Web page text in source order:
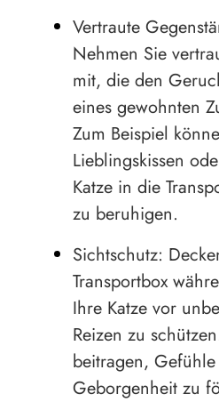
Vertraute
Nehmen Sie
mit, die den
eines gewohnten
Zum Beispiel
Lieblingskissen
Katze in die
zu beruhigen.
Sichtschutz:
Transportbox
Ihre Katze vor
Reizen zu
beitragen,
Geborgenheit zu